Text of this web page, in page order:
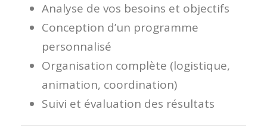
Analyse de vos besoins et objectifs
Conception d’un programme
personnalisé
Organisation complète (logistique,
animation, coordination)
Suivi et évaluation des résultats